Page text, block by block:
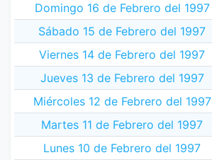
Domingo 16 de Febrero del 1997
Sábado 15 de Febrero del 1997
Viernes 14 de Febrero del 1997
Jueves 13 de Febrero del 1997
Miércoles 12 de Febrero del 1997
Martes 11 de Febrero del 1997
Lunes 10 de Febrero del 1997